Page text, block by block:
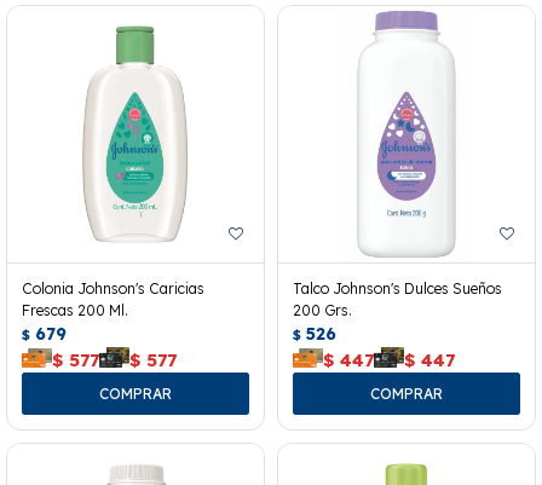
Colonia Johnson's Caricias
Frescas 200 Ml.
$ 679
$ 577 $ 577
Talco Johnson's Dulces Sueños
200 Grs.
$ 526
$ 447 $ 447